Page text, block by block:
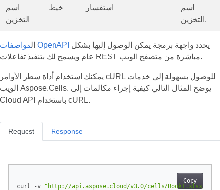
اسم
التخزين
خيط استفسار
اسم
التخزين.
ال مواصفات OpenAPI
عام ويسمح لك بتنفيذ تفاعلات REST مباشرة من متصفح الويب.
يمكنك استخدام أداة سطر الأوامر cURL للوصول بسهولة إلى خدمات
الويب Aspose.Cells. يوضح المثال التالي كيفية إجراء مكالمات إلى
Cloud API باستخدام cURL.
Request
Copy
curl -v
"http://api.aspose.cloud/v3.0/cells/Book1.xlsx/
Response